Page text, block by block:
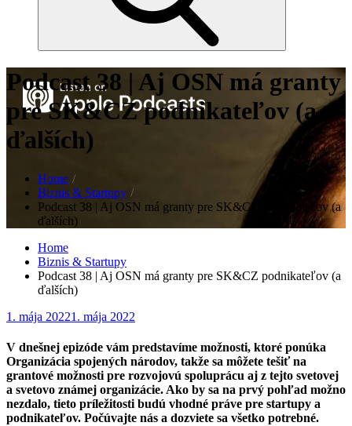
Podcast 38 | Aj OSN má granty
pre SK&CZ podnikateľov (a
ďalších)
Home
Biznis & Startupy
Podcast 38 | Aj OSN má granty pre SK&CZ podnikateľov (a
ďalších)
Home
Biznis & Startupy
Podcast 38 | Aj OSN má granty pre SK&CZ podnikateľov (a
ďalších)
Posted
1. mája 20221. mája 2022
V dnešnej epizóde vám predstavíme možnosti, ktoré ponúka
Organizácia spojených národov, takže sa môžete tešiť na
grantové možnosti pre rozvojovú spoluprácu aj z tejto svetovej
a svetovo známej organizácie. Ako by sa na prvý pohľad možno
nezdalo, tieto príležitosti budú vhodné práve pre startupy a
podnikateľov. Počúvajte nás a dozviete sa všetko potrebné.